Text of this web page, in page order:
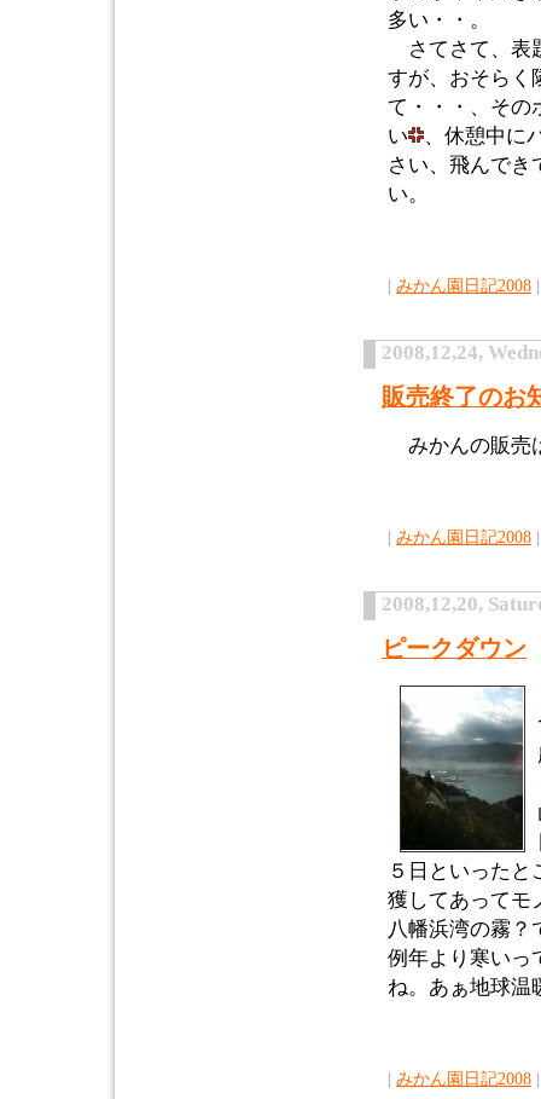
多い・・。
さてさて、表
すが、おそらく
て・・・、その
い
、休憩中に
さい、飛んでき
い。
| みかん園日記2008
2008,12,24,
販売終了のお
みかんの販売
| みかん園日記2008
2008,12,20,
ピークダウン
５日といった
獲してあってモ
八幡浜湾の霧？
例年より寒いっ
ね。あぁ地球温
| みかん園日記2008